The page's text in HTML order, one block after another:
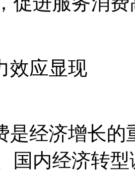
效应显现
是经济增长
国内经济转